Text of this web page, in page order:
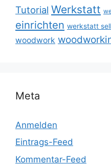
Tutorial Werkstatt
einrichten werkstatt
woodwork
Meta
Anmelden
Eintrags-Feed
Kommentar-Feed